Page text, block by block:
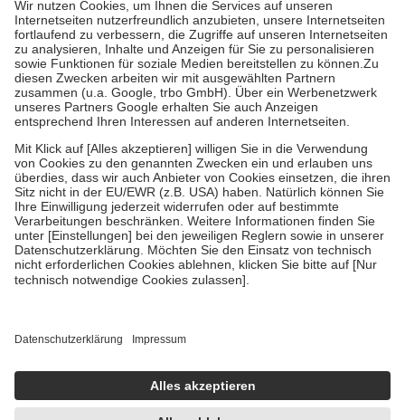
Kosten der Leistung zu entrichten.
Diese Regeln gelten grundsätzlich auch für Online-Apotheken.
Bei Heilmitteln und häuslicher Krankenpflege beträgt die
Zuzahlung zehn Prozent der Kosten sowie zehn Euro je
Verordnung.
Um das Engagement der Versicherten für ihre eigene Gesundheit zu
stärken und die besondere Stellung der Familie zu unterstützen,
fallenkeine Zuzahlungenan bei:
• Kindern und Jugendlichen bis zum vollendeten 18. Lebensjahr
mit Ausnahme der Fahrkosten
• Untersuchungen zur Vorsorge und Früherkennung, die von der
GKV getragen werden
• empfohlenen Schutzimpfungen
• Harn- und Blutteststreifen
getroffen, um sicherzustellen, dass es sich um echte Bewertungen
https://help.etrusted.com/hc/de/articles/4419944605341
Einige Bilder und Inhalte wurden unter Zuhilfenahme künstlicher